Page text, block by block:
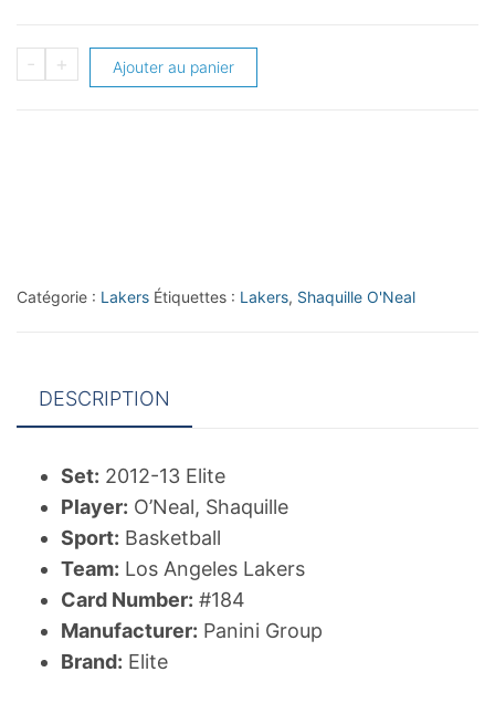
-
quantité
+ Ajouter au panier
Catégorie : Lakers Étiquettes : Lakers, Shaquille O'Neal
DESCRIPTION
Set: 2012-13 Elite
Player: O’Neal, Shaquille
Sport: Basketball
Team: Los Angeles Lakers
Card Number: #184
Manufacturer: Panini Group
Brand: Elite